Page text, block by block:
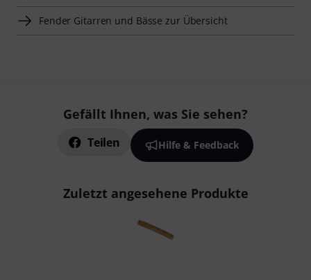
Fender Gitarren und Bässe zur Übersicht
Gefällt Ihnen, was Sie sehen?
Teilen Hilfe & Feedback
Zuletzt angesehene Produkte